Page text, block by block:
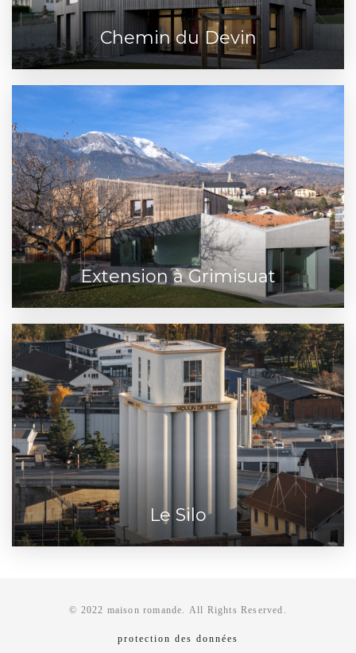
Chemin du Devin
Extension à Grimisuat
Le Silo
© 2022 maison romande. All Rights Reserved.
protection des données